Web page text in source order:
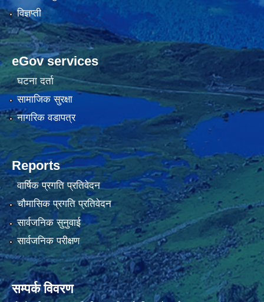
विज्ञप्ती
eGov services
घटना दर्ता
सामाजिक सुरक्षा
नागरिक वडापत्र
Reports
वार्षिक प्रगति प्रतिवेदन
चौमासिक प्रगति प्रतिवेदन
सार्वजनिक सुनुवाई
सार्वजनिक परीक्षण
सम्पर्क विवरण